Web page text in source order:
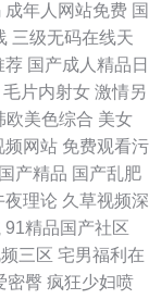
成年人网站免费 国
三级无码在线天
荐 国产成人精品日
毛片内射女 激情另
欧美色综合 美女
频网站 免费观看污
产精品 国产乱肥
夜理论 久草视频深
91精品国产社区
三区 宅男福利在
密臀 疯狂少妇喷